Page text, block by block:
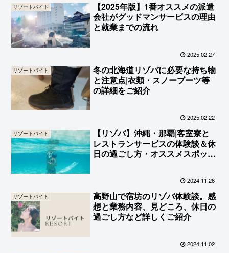
リゾートバイト
【2025年版】1番オススメの派遣
会社がグッドマンサービスの理由
と就業までの流れ
2025.02.27
リゾートバイト
冬の北海道リゾバに必要な持ち物
と注意点|衣類・スノーブーツ等
の詳細をご紹介
2025.02.22
リゾートバイト
【リゾバ】沖縄・那覇|客室寮と
レストランサービスの体験談＆休
日の過ごし方・オススメスポット
2024.11.26
リゾートバイト
高野山で宿坊のリゾバ体験談。感
想と業務内容、見どころ、休日の
過ごし方など詳しくご紹介
2024.11.02